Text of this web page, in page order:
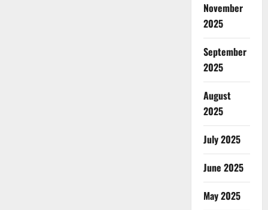
November
2025
September
2025
August
2025
July 2025
June 2025
May 2025